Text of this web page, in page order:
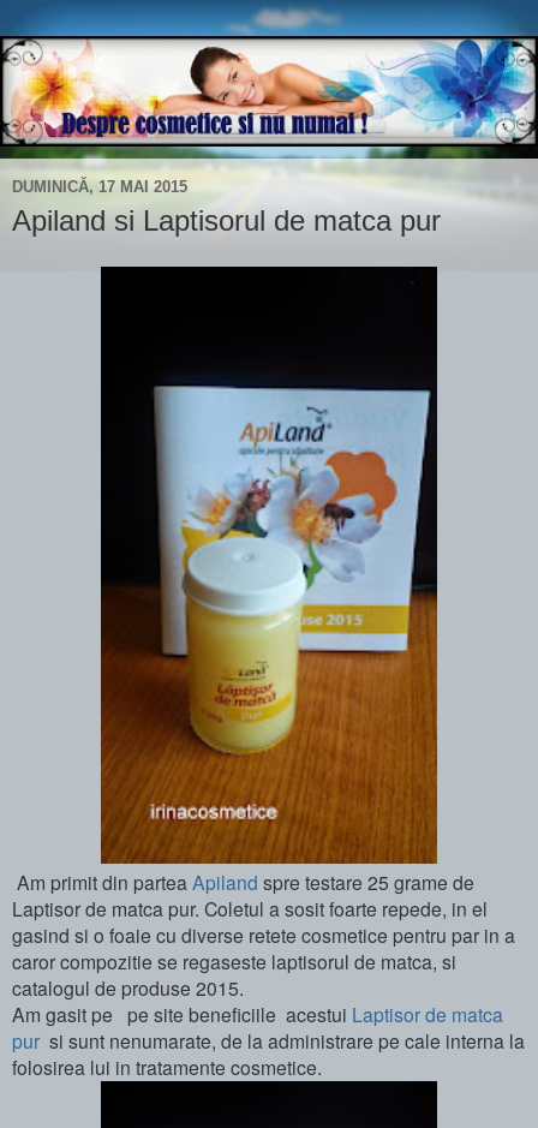
DUMINICĂ, 17 MAI 2015
Apiland si Laptisorul de matca pur
Am primit din partea Apiland spre testare 25 grame de
Laptisor de matca pur. Coletul a sosit foarte repede, in el
gasind si o foaie cu diverse retete cosmetice pentru par in a
caror compozitie se regaseste laptisorul de matca, si
catalogul de produse 2015.
Am gasit pe pe site beneficiile acestui Laptisor de matca
pur si sunt nenumarate, de la administrare pe cale interna la
folosirea lui in tratamente cosmetice.